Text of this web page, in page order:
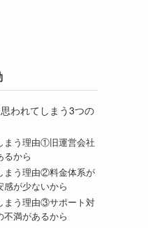
われてしまう3つの
まう理由①旧運営会社
るから
まう理由②料金体系が
感が少ないから
まう理由③サポート対
不満があるから